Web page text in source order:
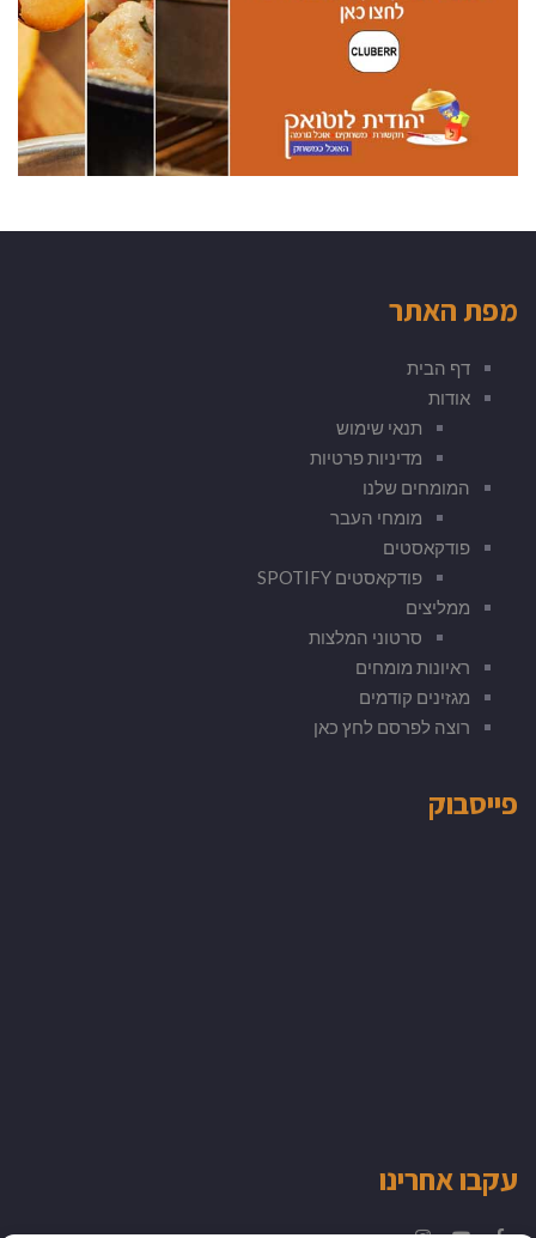
מפת האתר
דף הבית
אודות
תנאי שימוש
מדיניות פרטיות
המומחים שלנו
מומחי העבר
פודקאסטים
פודקאסטים SPOTIFY
ממליצים
סרטוני המלצות
ראיונות מומחים
מגזינים קודמים
רוצה לפרסם לחץ כאן
פייסבוק
עקבו אחרינו